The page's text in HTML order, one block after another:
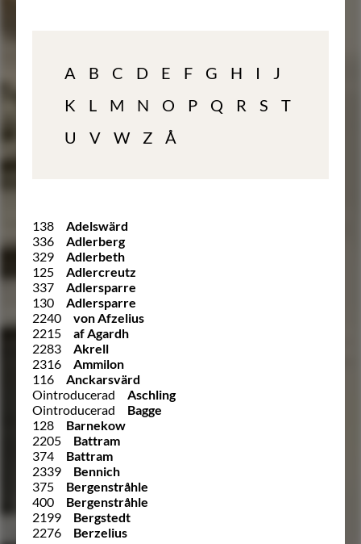
A B C D E F G H I
J
K
L M N O P Q R S
T
U
V W Z Å
138
Adelswärd
336
Adlerberg
329
Adlerbeth
125
Adlercreutz
337
Adlersparre
130
Adlersparre
2240
von Afzelius
2215
af Agardh
2283
Akrell
2316
Ammilon
116
Anckarsvärd
Ointroducerad
Aschling
Ointroducerad
Bagge
128
Barnekow
2205
Battram
374
Battram
2339
Bennich
375
Bergenstråhle
400
Bergenstråhle
2199
Bergstedt
2276
Berzelius